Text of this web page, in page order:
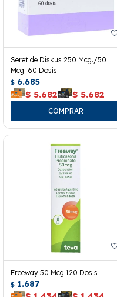
Seretide Diskus 250 Mcg./50
Mcg. 60 Dosis
$ 6.685
$ 5.682 $ 5.682
Freeway 50 Mcg 120 Dosis
$ 1.687